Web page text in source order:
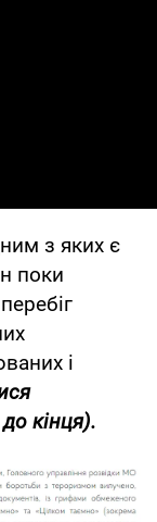
з яких є
поки
і
кінця).